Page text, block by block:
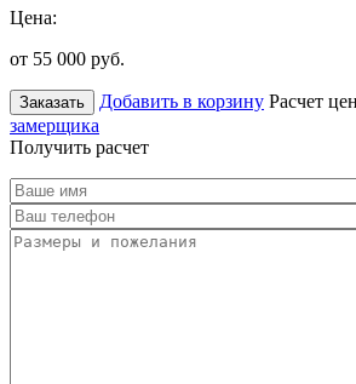
Цена:
от 55 000 руб.
Заказать Добавить в корзину Расчет
замерщика
Получить расчет